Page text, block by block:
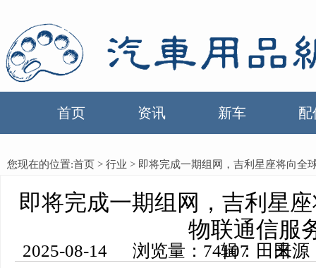
首页 资讯 新车 配
您现在的位置:首页 > 行业 > 即将完成一期组网，吉利星座将向全
即将完成一期组网，吉利星
物联通信服
2025-08-14 浏览量：74107 来源：中国汽车用品网 编辑：田田